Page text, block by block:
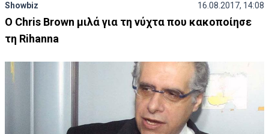
Showbiz 16.08.2017, 14:08
Ο Chris Brown μιλά για τη νύχτα που κακοποίησε
τη Rihanna